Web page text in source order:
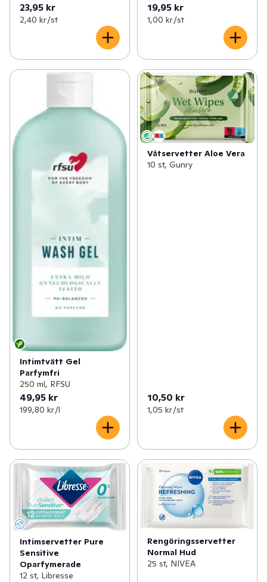
23,95 kr
2,40 kr /st
19,95 kr
1,00 kr /st
Intimtvätt Gel
Parfymfri
250 ml, RFSU
49,95 kr
199,80 kr /l
Våtservetter Aloe Vera
10 st, Gunry
10,50 kr
1,05 kr /st
Intimservetter Pure
Sensitive
Oparfymerade
12 st, Libresse
Rengöringsservetter
Normal Hud
25 st, NIVEA